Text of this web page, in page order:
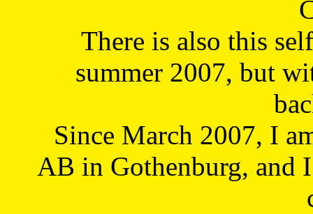
There is also this
summer 2007, but
Since March 2007, I
AB in Gothenburg, and